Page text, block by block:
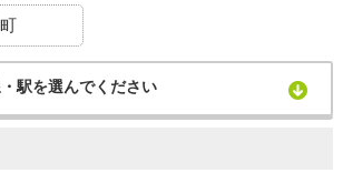
駅を選んでください